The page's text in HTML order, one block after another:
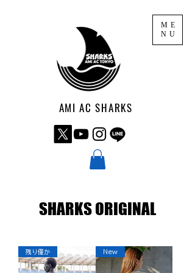
ME
NU
AMI AC SHARKS
SHARKS ORIGINAL
残り僅か New